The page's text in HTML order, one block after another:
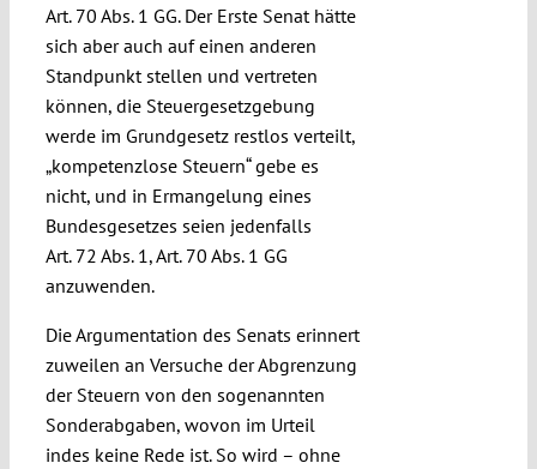
Art. 70 Abs. 1 GG. Der Erste Senat hätte
sich aber auch auf einen anderen
Standpunkt stellen und vertreten
können, die Steuergesetzgebung
werde im Grundgesetz restlos verteilt,
„kompetenzlose Steuern“ gebe es
nicht, und in Ermangelung eines
Bundesgesetzes seien jedenfalls
Art. 72 Abs. 1, Art. 70 Abs. 1 GG
anzuwenden.
Die Argumentation des Senats erinnert
zuweilen an Versuche der Abgrenzung
der Steuern von den sogenannten
Sonderabgaben, wovon im Urteil
indes keine Rede ist. So wird – ohne